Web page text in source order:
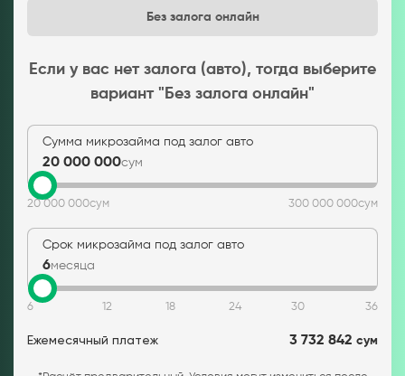
Без залога онлайн
Если у вас нет залога (авто), тогда выберите
вариант "Без залога онлайн"
Сумма микрозайма под залог авто
20 000 000сум
20 000 000сум 300 000 000сум
Срок микрозайма под залог авто
6месяца
6 12 18 24 30 36
Ежемесячный платеж 3 732 842 сум